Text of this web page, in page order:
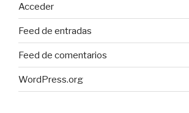
Acceder
Feed de entradas
Feed de comentarios
WordPress.org